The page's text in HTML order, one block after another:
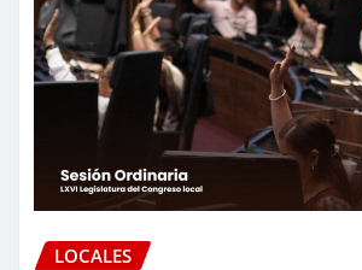
LOCALES